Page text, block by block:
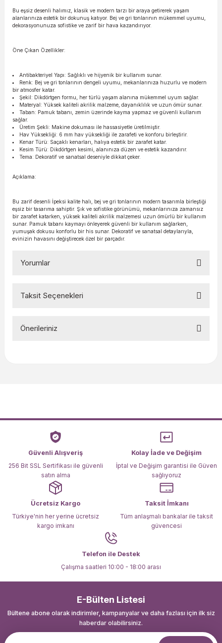
Bu eşsiz desenli halımız, klasik ve modern tarzı bir araya getirerek yaşam
alanlarınıza estetik bir dokunuş katıyor. Bej ve gri tonlarının mükemmel uyumu,
dekorasyonunuza sofistike ve zarif bir hava kazandırıyor.
Öne Çıkan Özellikler:
Antibakteriyel Yapı: Sağlıklı ve hijyenik bir kullanım sunar.
Renk: Bej ve gri tonlarının dengeli uyumu, mekanlarınıza huzurlu ve modern
bir atmosfer katar.
Şekil: Dikdörtgen formu, her türlü yaşam alanına mükemmel uyum sağlar.
Materyal: Yüksek kaliteli akrilik malzeme, dayanıklılık ve uzun ömür sunar.
Taban: Pamuk tabanı, zemin üzerinde kayma yapmaz ve güvenli kullanım
sağlar.
Üretim Şekli: Makine dokuması ile hassasiyetle üretilmiştir.
Hav Yüksekliği: 6 mm hav yüksekliği ile zarafeti ve konforu birleştirir.
Kenar Türü: Saçaklı kenarları, halıya estetik bir zarafet katar.
Kesim Türü: Dikdörtgen kesimi, alanınıza düzen ve estetik kazandırır.
Tema: Dekoratif ve sanatsal deseniyle dikkat çeker.
Açıklama:
Bu zarif desenli İpeksi kalite halı, bej ve gri tonlarının modern tasarımla birleştiği
eşsiz bir tasarıma sahiptir. Şık ve sofistike görünümü, mekanlarınıza zamansız
bir zarafet katarken, yüksek kaliteli akrilik malzemesi uzun ömürlü bir kullanım
sunar. Pamuk tabanı kaymayı önleyerek güvenli bir kullanım sağlarken,
yumuşak dokusu konforlu bir his sunar. Dekoratif ve sanatsal detaylarıyla,
evinizin havasını değiştirecek özel bir parçadır.
Yorumlar
Taksit Seçenekleri
Önerileriniz
Ürün açıklamasında eksik bilgiler bulunuyor.
Ürün bilgilerinde hatalar bulunuyor.
Ürün fiyatı diğer sitelerden daha pahalı.
Bu ürüne benzer farklı alternatifler olmalı.
Güvenli Alışveriş
256 Bit SSL Sertifikası ile güvenli
satın alma
Kolay İade ve Değişim
İptal ve Değişim garantisi ile Güven
sağlıyoruz
Ücretsiz Kargo
Türkiye'nin her yerine ücretsiz
kargo imkanı
Taksit İmkanı
Tüm anlaşmalı bankalar ile taksit
güvencesi
Telefon ile Destek
Çalışma saatleri 10:00 - 18:00 arası
E-Bülten Listesi
Bültene abone olarak indirimler, kampanyalar ve daha fazlası için ilk siz
haberdar olabilirsiniz.